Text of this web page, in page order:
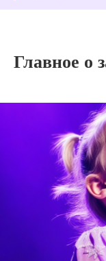
Главное о